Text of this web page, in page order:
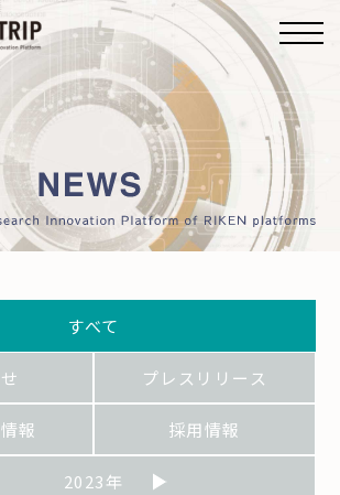
すべて
プレスリリース
報 採用情報
2023年